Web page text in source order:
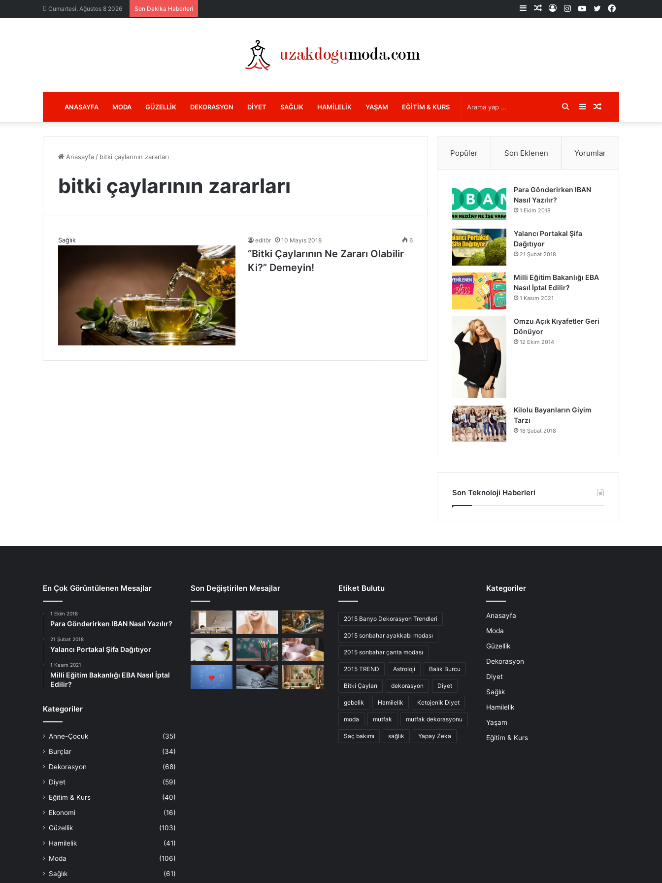
Cumartesi, Ağustos 8 2026 Son Dakika Haberleri Facebook
X
YouTube
Instagram
Kayıt
Rastgele
Kenar
ANASAYFA MODA GÜZELLIK DEKORASYON DIYET SAĞLIK HAMILELIK YAŞAM EĞITIM & KURS Rastgele
Makale
Kenar
Bölmesi
Arama
yap
Anasayfa / bitki çaylarının zararları
bitki çaylarının zararları
Sağlık editör 10 Mayıs 2018 6
“Bitki Çaylarının Ne Zararı Olabilir
Ki?” Demeyin!
Popüler Son Eklenen Yorumlar
Para Gönderirken IBAN
Nasıl Yazılır?
1 Ekim 2018
Yalancı Portakal Şifa
Dağıtıyor
21 Şubat 2018
Milli Eğitim Bakanlığı EBA
Nasıl İptal Edilir?
1 Kasım 2021
Omzu Açık Kıyafetler Geri
Dönüyor
12 Ekim 2014
Kilolu Bayanların Giyim
Tarzı
18 Şubat 2018
Son Teknoloji Haberleri
En Çok Görüntülenen Mesajlar
1 Ekim 2018
Para Gönderirken IBAN Nasıl Yazılır?
21 Şubat 2018
Yalancı Portakal Şifa Dağıtıyor
1 Kasım 2021
Milli Eğitim Bakanlığı EBA Nasıl İptal
Edilir?
Kategoriler
Anne-Çocuk
(35)
Burçlar
(34)
Dekorasyon
(68)
Diyet
(59)
Eğitim & Kurs
(40)
Ekonomi
(16)
Güzellik
(103)
Hamilelik
(41)
Moda
(106)
Sağlık
(61)
Son Değiştirilen Mesajlar Etiket Bulutu
2015 Banyo Dekorasyon Trendleri
2015 sonbahar ayakkabı modası
2015 sonbahar çanta modası
2015 TREND Astroloji Balık Burcu
Bitki Çayları dekorasyon Diyet
gebelik Hamilelik Ketojenik Diyet
moda mutfak mutfak dekorasyonu
Saç bakımı sağlık Yapay Zeka
Kategoriler
Anasayfa
Moda
Güzellik
Dekorasyon
Diyet
Sağlık
Hamilelik
Yaşam
Eğitim & Kurs